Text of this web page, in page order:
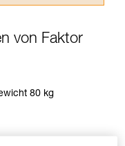
diesen zu Rate
haben.
ein spezielles
von Faktor
80 kg